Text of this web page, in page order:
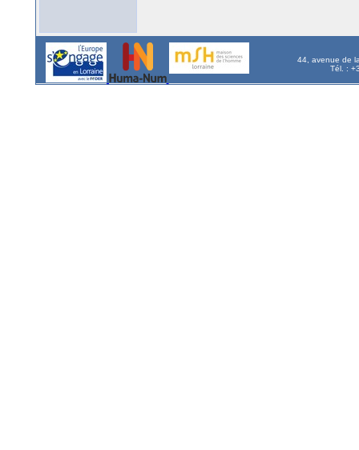
44, avenue de
Tél. :